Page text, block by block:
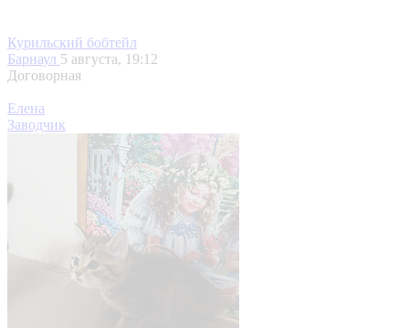
Курильский бобтейл
Барнаул 5 августа, 19:12
Договорная
Елена
Заводчик